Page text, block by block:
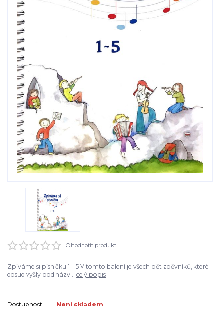
Ohodnotit produkt
Zpíváme si písničku 1 – 5 V tomto balení je všech pět zpěvníků, které
dosud vyšly pod názv... celý popis
Dostupnost Není skladem